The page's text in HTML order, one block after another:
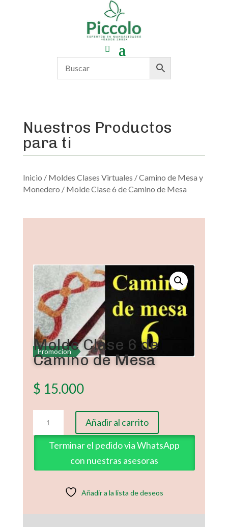
Nuestros Productos
para ti
Inicio / Moldes Clases Virtuales /Camino de Mesa y
Monedero / Molde Clase 6 de Camino de Mesa
Promoción
Molde Clase 6 de
Camino de Mesa
$ 15.000
Clase
6
Añadir al carrito
Terminar el pedido via WhatsApp
con nuestras asesoras
Añadir a la lista de deseos